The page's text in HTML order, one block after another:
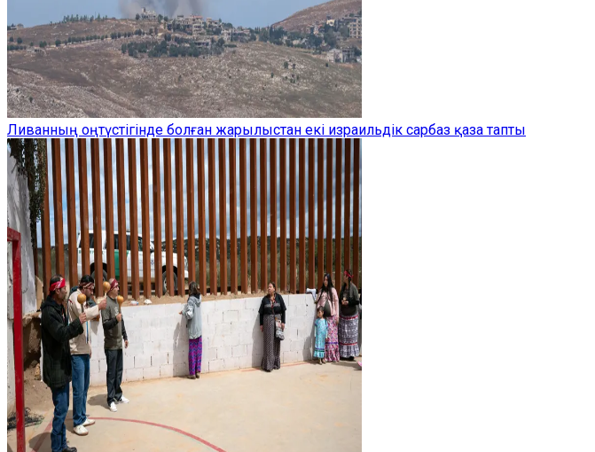
Ливанның оңтүстігінде болған жарылыстан екі израильдік сарбаз қаза тапты